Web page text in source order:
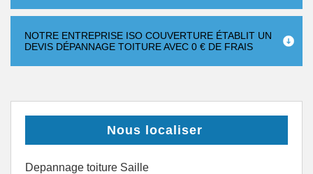
NOTRE ENTREPRISE ISO COUVERTURE ÉTABLIT UN
DEVIS DÉPANNAGE TOITURE AVEC 0 € DE FRAIS
Nous localiser
Depannage toiture Saille